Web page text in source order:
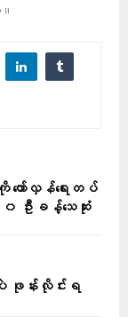
ော်လှန်ရေးတပ်
းခန့်သေဆုံး
ဖုန်းလိုင်းရ